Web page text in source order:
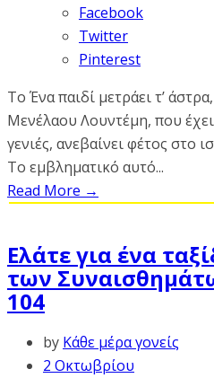
Facebook
Twitter
Pinterest
Το Ένα παιδί μετράει τ’
Μενέλαου Λουντέμη, που έχει
γενιές, ανεβαίνει φέτος στο
Το εμβληματικό αυτό...
Read More →
Ελάτε για ένα
των
104
by Κάθε μέρα γονείς
2 Οκτωβρίου